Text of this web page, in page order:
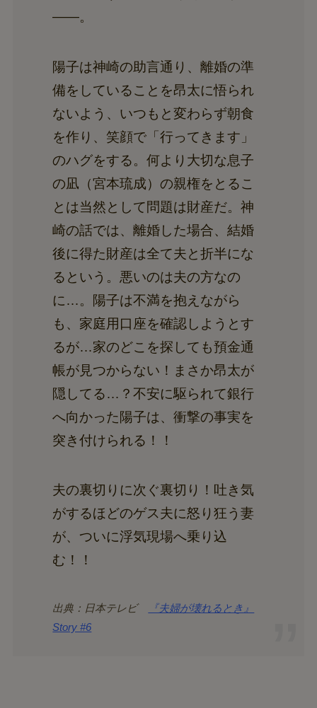
――。
陽子は神崎の助言通り、離婚の準
備をしていることを昂太に悟られ
ないよう、いつもと変わらず朝食
を作り、笑顔で「行ってきます」
のハグをする。何より大切な息子
の凪（宮本琉成）の親権をとるこ
とは当然として問題は財産だ。神
崎の話では、離婚した場合、結婚
後に得た財産は全て夫と折半にな
るという。悪いのは夫の方なの
に…。陽子は不満を抱えながら
も、家庭用口座を確認しようとす
るが…家のどこを探しても預金通
帳が見つからない！まさか昂太が
隠してる…？不安に駆られて銀行
へ向かった陽子は、衝撃の事実を
突き付けられる！！
夫の裏切りに次ぐ裏切り！吐き気
がするほどのゲス夫に怒り狂う妻
が、ついに浮気現場へ乗り込
む！！
出典：日本テレビ
『夫婦が壊れるとき』
Story #6